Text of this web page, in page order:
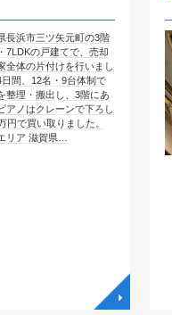
町の3階
で、売却
行いまし
台体制で
3階にあ
で下ろし
した。